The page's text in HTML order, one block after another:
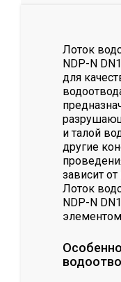
Лоток
NDP-N
для
и талой
другие
зависит
Лоток
NDP-N